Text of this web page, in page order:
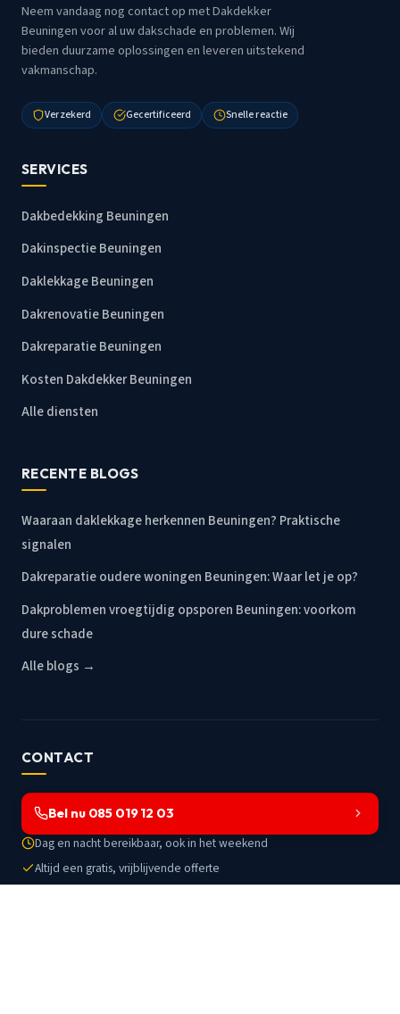
Neem vandaag nog contact op met Dakdekker
Beuningen voor al uw dakschade en problemen. Wij
bieden duurzame oplossingen en leveren uitstekend
vakmanschap.
Verzekerd Gecertificeerd Snelle reactie
SERVICES
Dakbedekking Beuningen
Dakinspectie Beuningen
Daklekkage Beuningen
Dakrenovatie Beuningen
Dakreparatie Beuningen
Kosten Dakdekker Beuningen
Alle diensten
RECENTE BLOGS
Waaraan daklekkage herkennen Beuningen? Praktische
signalen
Dakreparatie oudere woningen Beuningen: Waar let je op?
Dakproblemen vroegtijdig opsporen Beuningen: voorkom
dure schade
Alle blogs →
CONTACT
Bel nu 085 019 12 03
Dag en nacht bereikbaar, ook in het weekend
Altijd een gratis, vrijblijvende offerte